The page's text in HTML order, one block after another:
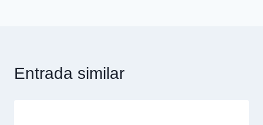
Entrada similar